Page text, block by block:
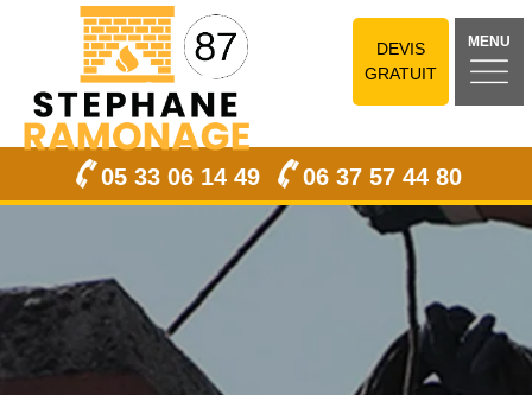
DEVIS
GRATUIT
MENU
05 33 06 14 49 06 37 57 44 80